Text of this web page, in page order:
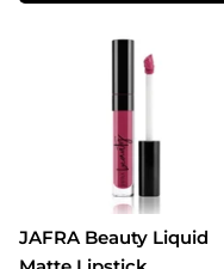
JAFRA Beauty Liquid